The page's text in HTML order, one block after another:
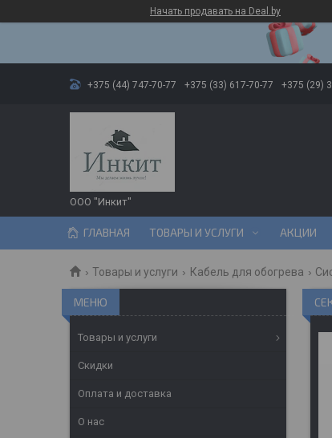
Начать продавать на Deal.by
+375 (44) 747-70-77 +375 (33) 617-70-77 +375 (29)
ООО "Инкит"
ГЛАВНАЯ ТОВАРЫ И УСЛУГИ АКЦИИ
Товары и услуги Кабель для обогрева
Товары и услуги
Скидки
Оплата и доставка
О нас